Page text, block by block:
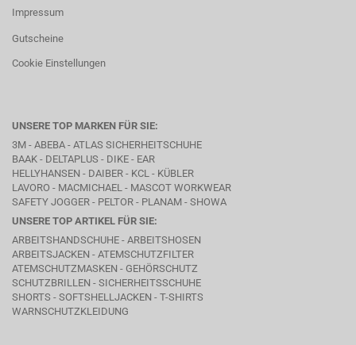
Impressum
Gutscheine
Cookie Einstellungen
UNSERE TOP MARKEN FÜR SIE:
3M - ABEBA - ATLAS SICHERHEITSCHUHE
BAAK - DELTAPLUS - DIKE - EAR
HELLYHANSEN - DAIBER - KCL - KÜBLER
LAVORO - MACMICHAEL - MASCOT WORKWEAR
SAFETY JOGGER - PELTOR - PLANAM - SHOWA
UNSERE TOP ARTIKEL FÜR SIE:
ARBEITSHANDSCHUHE - ARBEITSHOSEN
ARBEITSJACKEN - ATEMSCHUTZFILTER
ATEMSCHUTZMASKEN - GEHÖRSCHUTZ
SCHUTZBRILLEN - SICHERHEITSSCHUHE
SHORTS - SOFTSHELLJACKEN - T-SHIRTS
WARNSCHUTZKLEIDUNG